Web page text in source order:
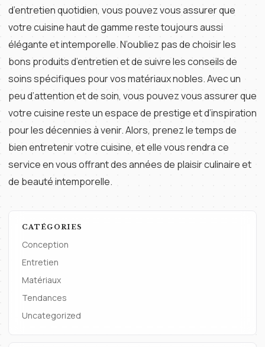
d’entretien quotidien, vous pouvez vous assurer que
votre cuisine haut de gamme reste toujours aussi
élégante et intemporelle. N’oubliez pas de choisir les
bons produits d’entretien et de suivre les conseils de
soins spécifiques pour vos matériaux nobles. Avec un
peu d’attention et de soin, vous pouvez vous assurer que
votre cuisine reste un espace de prestige et d’inspiration
pour les décennies à venir. Alors, prenez le temps de
bien entretenir votre cuisine, et elle vous rendra ce
service en vous offrant des années de plaisir culinaire et
de beauté intemporelle.
CATÉGORIES
Conception
Entretien
Matériaux
Tendances
Uncategorized